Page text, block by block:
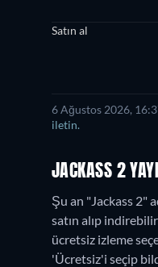
Satın al
6 Ağustos 2026,
iletin.
JACKASS 2
Şu an "Jackass 2"
satın alıp
ücretsiz izleme
'Ücretsiz'i seçip